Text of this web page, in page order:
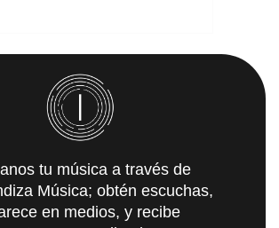
tu música a través de
Música; obtén escuchas,
en medios, y recibe